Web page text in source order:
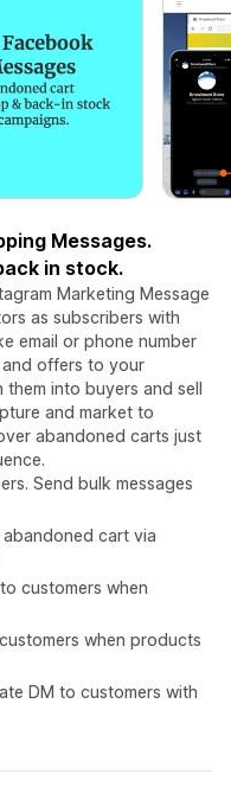
Messages.
in stock.
Marketing Message
as subscribers with
email or phone number
offers to your
into buyers and sell
and market to
abandoned carts just
Send bulk messages
cart via
customers when
when products
DM to customers with